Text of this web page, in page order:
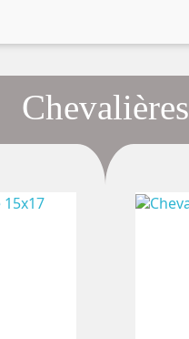
Chevalières